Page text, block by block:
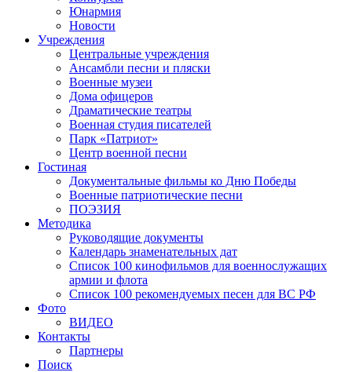
Юнармия
Новости
Учреждения
Центральные учреждения
Ансамбли песни и пляски
Военные музеи
Дома офицеров
Драматические театры
Военная студия писателей
Парк «Патриот»
Центр военной песни
Гостиная
Документальные фильмы ко Дню Победы
Военные патриотические песни
ПОЭЗИЯ
Методика
Руководящие документы
Календарь знаменательных дат
Список 100 кинофильмов для военнослужащих
армии и флота
Список 100 рекомендуемых песен для ВС РФ
Фото
ВИДЕО
Контакты
Партнеры
Поиск